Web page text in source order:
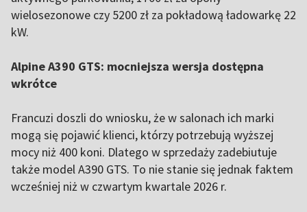
wielosezonowe czy 5200 zł za pokładową ładowarkę 22
kW.
Alpine A390 GTS: mocniejsza wersja dostępna
wkrótce
Francuzi doszli do wniosku, że w salonach ich marki
mogą się pojawić klienci, którzy potrzebują wyższej
mocy niż 400 koni. Dlatego w sprzedaży zadebiutuje
także model A390 GTS. To nie stanie się jednak faktem
wcześniej niż w czwartym kwartale 2026 r.